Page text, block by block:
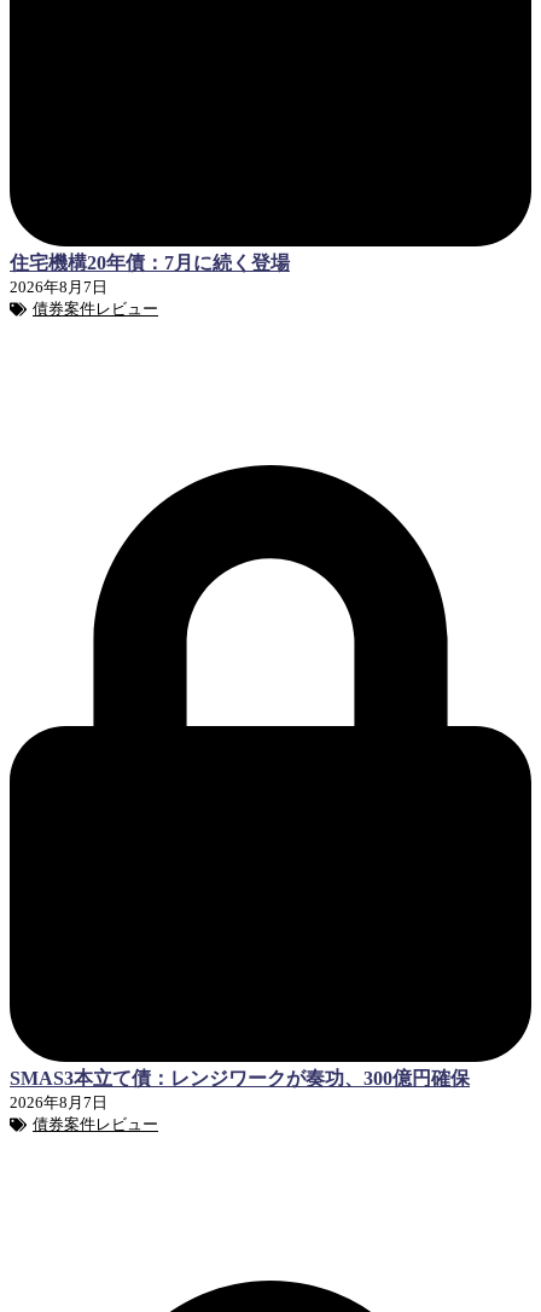
住宅機構20年債：7月に続く登場
2026年8月7日
債券案件レビュー
SMAS3本立て債：レンジワークが奏功、300億円確保
2026年8月7日
債券案件レビュー